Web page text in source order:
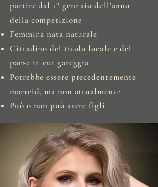
partire dal 1° gennaio dell'anno
della competizione
Femmina nata naturale
Cittadino del titolo locale e del
paese in cui gareggia
Potrebbe essere precedentemente
marreid, ma non attualmente
Può o non può avere figli